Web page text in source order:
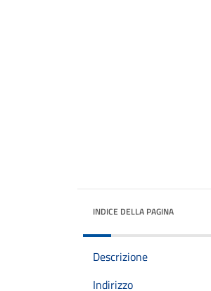
INDICE DELLA PAGINA
Descrizione
Indirizzo